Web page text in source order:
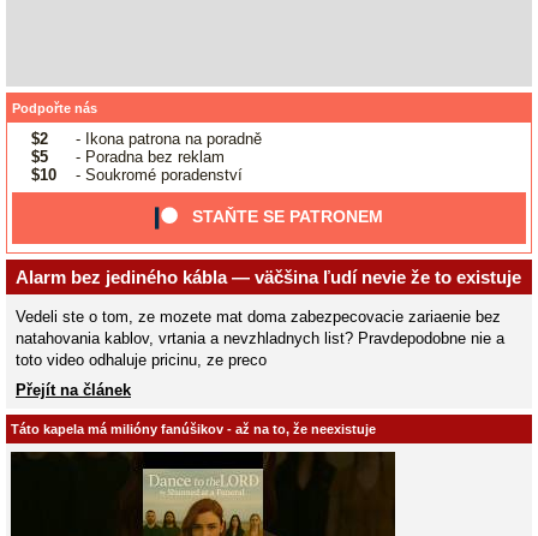
Podpořte nás
$2
- Ikona patrona na poradně
$5
- Poradna bez reklam
$10
- Soukromé poradenství
STAŇTE SE PATRONEM
Alarm bez jediného kábla — väčšina ľudí nevie že to existuje
Vedeli ste o tom, ze mozete mat doma zabezpecovacie zariaenie bez
natahovania kablov, vrtania a nevzhladnych list? Pravdepodobne nie a
toto video odhaluje pricinu, ze preco
Přejít na článek
Táto kapela má milióny fanúšikov - až na to, že neexistuje